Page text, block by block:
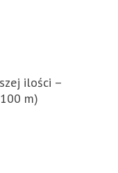
ilości –
m)